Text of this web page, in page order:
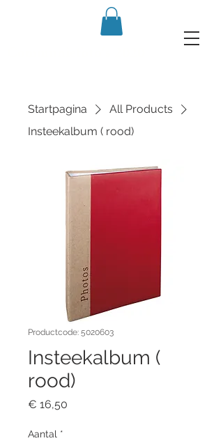
Startpagina
All Products
Insteekalbum ( rood)
Productcode: 5020603
Insteekalbum (
rood)
€ 16,50
Aantal *